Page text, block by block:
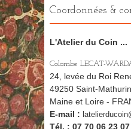
Coordonnées &
L'Atelier du Coin ...
Colombe LECAT-
24, levée du Roi
49250 Saint-
Maine et Loire -
E-mail :
Tél. : 07 70 06 23 07